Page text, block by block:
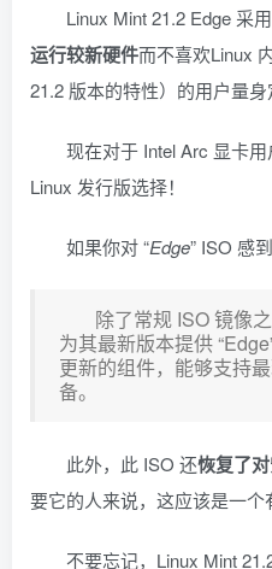
Linux Mint 21.2 Edge 采
运行较新硬件而不喜欢Linux
21.2 版本的特性）的用户量身
现在对于 Intel Arc 显卡
Linux 发行版选择！
如果你对 “Edge” ISO 感
除了常规 ISO 镜像
为其最新版本提供
更新的组件，能够支持
备。
此外，此 ISO 还恢复了
要它的人来说，这应该是一个
不要忘记，Linux Mint